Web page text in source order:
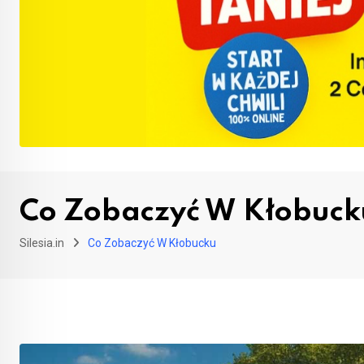
Co Zobaczyć W
Silesia.in Co Zobaczyć W Kłobucku